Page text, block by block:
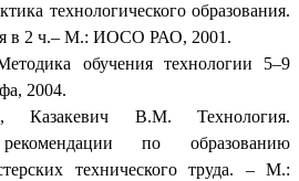
технологического образования.
в 2 ч.– М.: ИОСО РАО, 2001.
обучения технологии 5–9
2004.
Казакевич В.М. Технология.
по образованию
технического труда. – М.: